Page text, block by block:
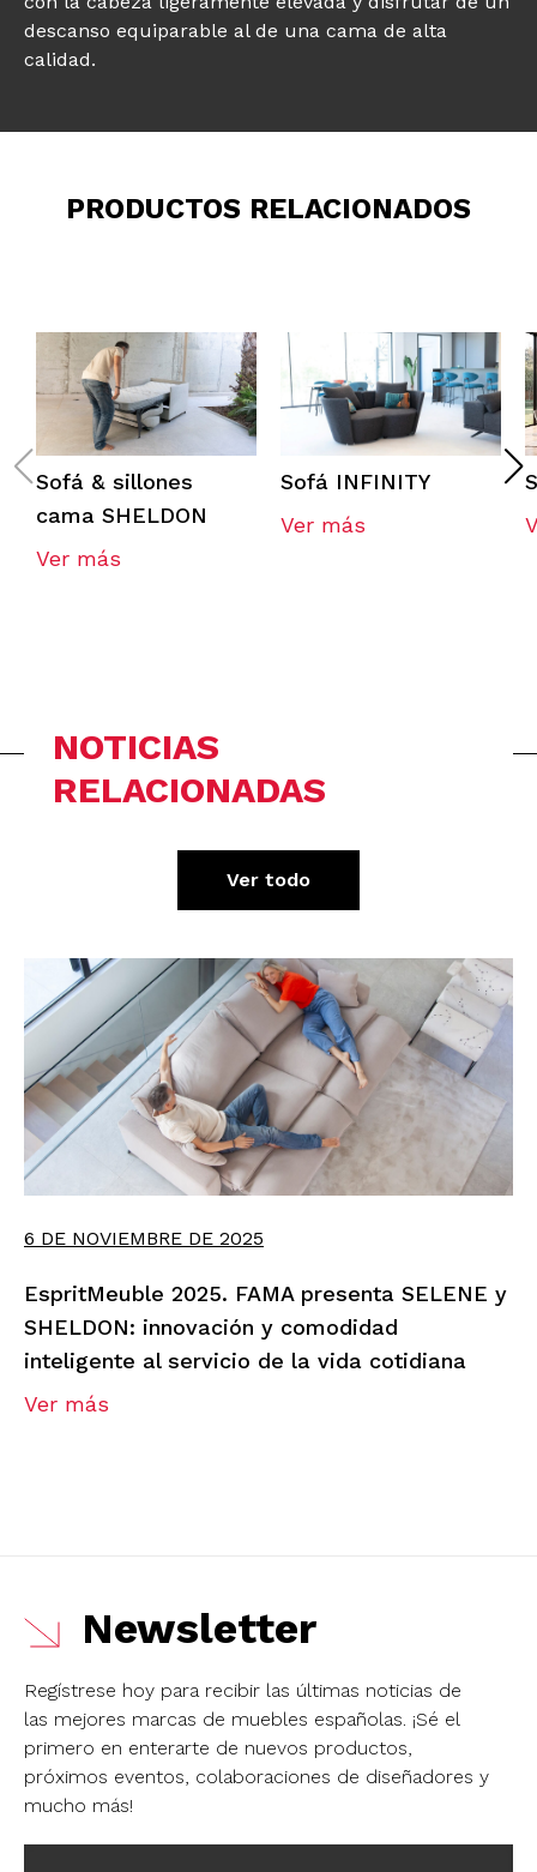
descanso equiparable al de una cama de alta
calidad.
PRODUCTOS RELACIONADOS
Sofá & sillones
cama SHELDON
Ver más
Sofá INFINITY
Ver más
NOTICIAS
RELACIONADAS
Ver todo
6 DE NOVIEMBRE DE 2025
EspritMeuble 2025. FAMA presenta SELENE y
SHELDON: innovación y comodidad
inteligente al servicio de la vida cotidiana
Ver más
Newsletter
Regístrese hoy para recibir las últimas noticias de
las mejores marcas de muebles españolas. ¡Sé el
primero en enterarte de nuevos productos,
próximos eventos, colaboraciones de diseñadores y
mucho más!